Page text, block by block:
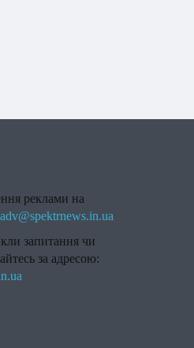
реклами на
adv@spektrnews.in.ua
запитання чи
за адресою: